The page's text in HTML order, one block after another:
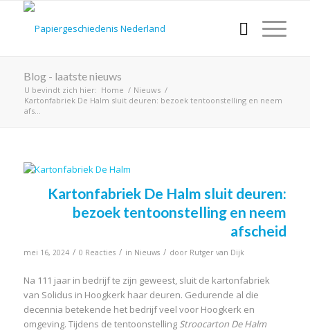
Blog - laatste nieuws
U bevindt zich hier: Home / Nieuws /
Kartonfabriek De Halm sluit deuren: bezoek tentoonstelling en neem
afs...
Kartonfabriek De Halm sluit deuren:
bezoek tentoonstelling en neem
afscheid
mei 16, 2024 / 0 Reacties / in Nieuws / door Rutger van Dijk
Na 111 jaar in bedrijf te zijn geweest, sluit de kartonfabriek
van Solidus in Hoogkerk haar deuren. Gedurende al die
decennia betekende het bedrijf veel voor Hoogkerk en
omgeving. Tijdens de tentoonstelling Stroocarton De Halm